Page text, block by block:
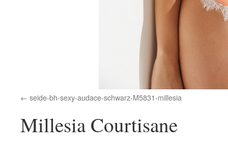
seide-bh-sexy-audace-schwarz-M5831-millesia
Millesia Courtisane